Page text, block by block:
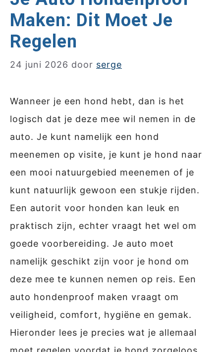
Maken: Dit Moet Je
Regelen
24 juni 2026 door serge
Wanneer je een hond hebt, dan is het
logisch dat je deze mee wil nemen in de
auto. Je kunt namelijk een hond
meenemen op visite, je kunt je hond naar
een mooi natuurgebied meenemen of je
kunt natuurlijk gewoon een stukje rijden.
Een autorit voor honden kan leuk en
praktisch zijn, echter vraagt het wel om
goede voorbereiding. Je auto moet
namelijk geschikt zijn voor je hond om
deze mee te kunnen nemen op reis. Een
auto hondenproof maken vraagt om
veiligheid, comfort, hygiëne en gemak.
Hieronder lees je precies wat je allemaal